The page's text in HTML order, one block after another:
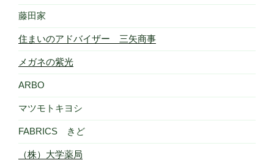
藤田家
住まいのアドバイザー 三矢商事
メガネの紫光
ARBO
マツモトキヨシ
FABRICS きど
（株）大学薬局